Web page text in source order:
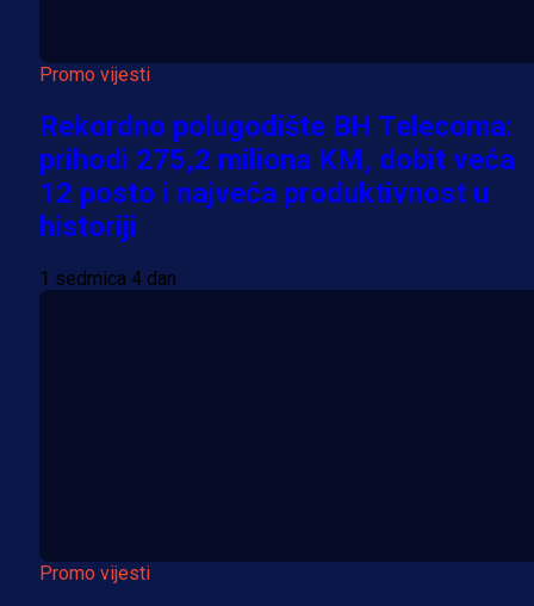
Promo vijesti
Rekordno polugodište BH Telecoma:
prihodi 275,2 miliona KM, dobit veća
12 posto i najveća produktivnost u
historiji
1 sedmica 4 dan
Promo vijesti